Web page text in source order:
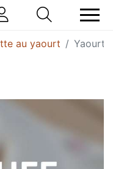
au yaourt Yaourt